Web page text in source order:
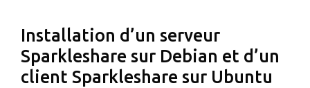
Installation d’un serveur
Sparkleshare sur Debian et d’un
client Sparkleshare sur Ubuntu